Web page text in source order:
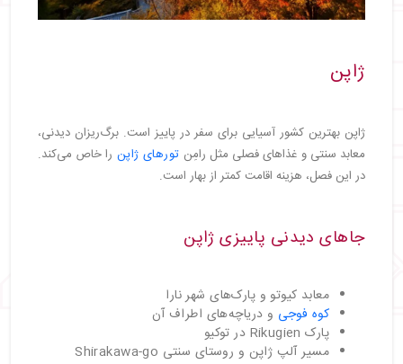
ژاپن
ژاپن بهترین کشور آسیایی برای سفر در پاییز است. برگ‌ریزان دیدنی،
معابد سنتی و غذاهای فصلی مثل رامِن تورهای ژاپن را خاص می‌کند.
در این فصل، هزینه اقامت کمتر از بهار است.
جاهای دیدنی پاییزی ژاپن
معابد کیوتو و پارک‌های شهر نارا
کوه فوجی و دریاچه‌های اطراف آن
پارک Rikugien در توکیو
مسیر آلپ ژاپن و روستای سنتی Shirakawa-go